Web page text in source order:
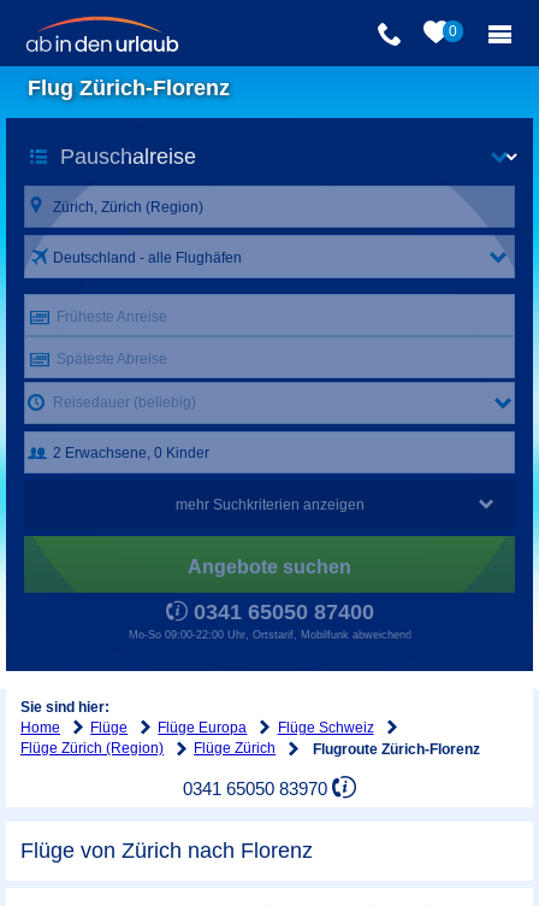
0
Flug Zürich-Florenz
Deutschland - alle Flughäfen
Früheste Anreise
Späteste Abreise
Reisedauer (beliebig)
mehr Suchkriterien anzeigen
Angebote suchen
0341 65050 87400
Mo-So 09:00-22:00 Uhr, Ortstarif, Mobilfunk abweichend
Sie sind hier:
Home
Flüge Flüge Europa
Flüge Schweiz
Flüge Zürich (Region)
Flüge Zürich Flugroute Zürich-Florenz
0341 65050 83970
Flüge von Zürich nach Florenz